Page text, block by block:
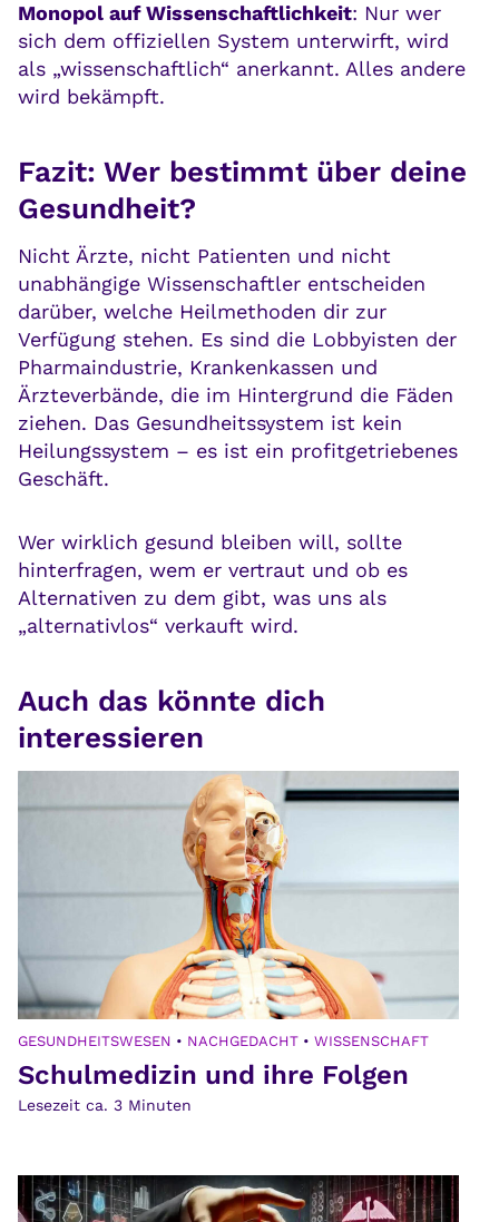
Monopol auf Wissenschaftlichkeit: Nur wer
sich dem offiziellen System unterwirft, wird
als „wissenschaftlich“ anerkannt. Alles andere
wird bekämpft.
Fazit: Wer bestimmt über deine
Gesundheit?
Nicht Ärzte, nicht Patienten und nicht
unabhängige Wissenschaftler entscheiden
darüber, welche Heilmethoden dir zur
Verfügung stehen. Es sind die Lobbyisten der
Pharmaindustrie, Krankenkassen und
Ärzteverbände, die im Hintergrund die Fäden
ziehen. Das Gesundheitssystem ist kein
Heilungssystem – es ist ein profitgetriebenes
Geschäft.
Wer wirklich gesund bleiben will, sollte
hinterfragen, wem er vertraut und ob es
Alternativen zu dem gibt, was uns als
„alternativlos“ verkauft wird.
Auch das könnte dich
interessieren
GESUNDHEITSWESEN • NACHGEDACHT • WISSENSCHAFT
Schulmedizin und ihre Folgen
Lesezeit ca. 3 Minuten